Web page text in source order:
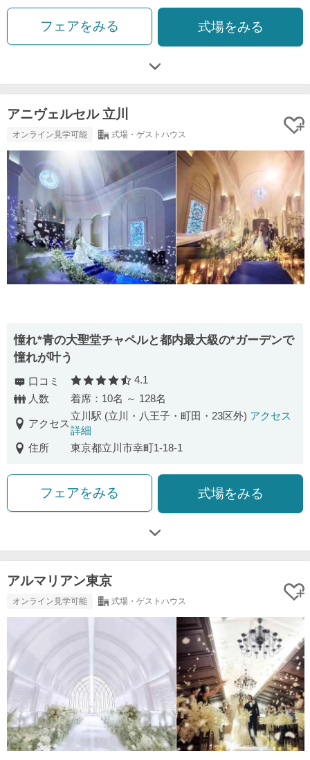
フェアをみる 式場をみる
アニヴェルセル 立川
オンライン見学可能 式場・ゲストハウス
憧れ*青の大聖堂チャペルと都内最大級の*ガーデンで
憧れが叶う
口コミ 口コミ評価
4.1
人数
着席：10名 ～ 128名
アクセス
立川駅 (立川・八王子・町田・23区外) アクセス
詳細
住所
東京都立川市幸町1-18-1
フェアをみる 式場をみる
アルマリアン東京
オンライン見学可能 式場・ゲストハウス